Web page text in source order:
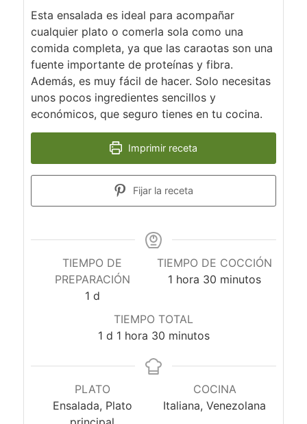
Esta ensalada es ideal para acompañar
cualquier plato o comerla sola como una
comida completa, ya que las caraotas son una
fuente importante de proteínas y fibra.
Además, es muy fácil de hacer. Solo necesitas
unos pocos ingredientes sencillos y
económicos, que seguro tienes en tu cocina.
Imprimir receta
Fijar la receta
TIEMPO DE
PREPARACIÓN
1día
d
TIEMPO DE COCCIÓN
1 hora
hora 30 minutos
minutos
TIEMPO TOTAL
1día
d 1hora
hora 30minutos
minutos
PLATO
Ensalada, Plato
COCINA
Italiana, Venezolana